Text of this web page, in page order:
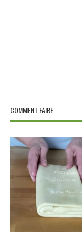
COMMENT FAIRE